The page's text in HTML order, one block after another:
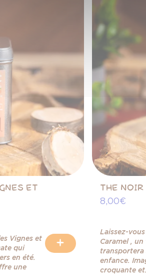
ET
Vignes et
qui
en été.
une
+
THE
8,00 €
Laissez-
Caramel ,
enfance.
croquante